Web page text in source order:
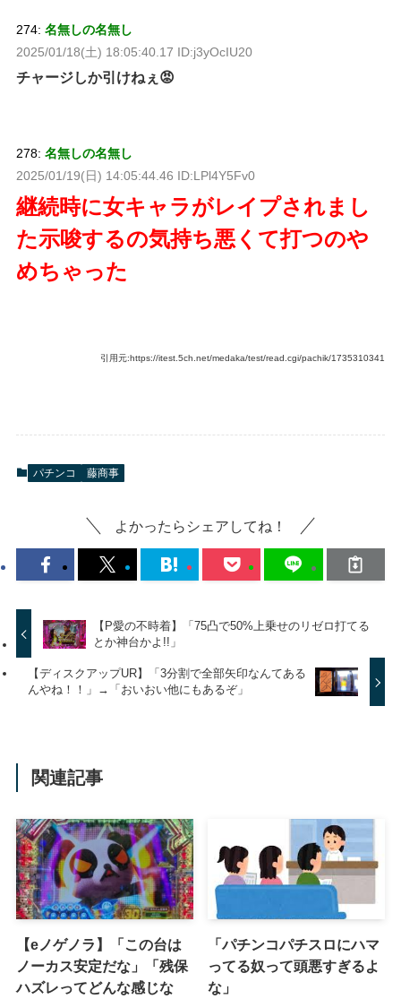
274: 名無しの名無し
2025/01/18(土) 18:05:40.17 ID:j3yOcIU20
チャージしか引けねぇ😡
278: 名無しの名無し
2025/01/19(日) 14:05:44.46 ID:LPl4Y5Fv0
継続時に女キャラがレイプされまし
た示唆するの気持ち悪くて打つのや
めちゃった
引用元:https://itest.5ch.net/medaka/test/read.cgi/pachik/1735310341
パチンコ 藤商事
よかったらシェアしてね！
【P愛の不時着】「75凸で50%上乗せのリゼロ打てる
とか神台かよ!!」
【ディスクアップUR】「3分割で全部矢印なんてある
んやね！！」→「おいおい他にもあるぞ」
関連記事
【eノゲノラ】「この台は
ノーカス安定だな」「残保
ハズレってどんな感じな
「パチンコパチスロにハマ
ってる奴って頭悪すぎるよ
な」